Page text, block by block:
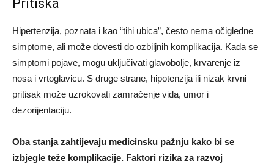
Pritiska
Hipertenzija, poznata i kao “tihi ubica”, često nema očigledne
simptome, ali može dovesti do ozbiljnih komplikacija. Kada se
simptomi pojave, mogu uključivati glavobolje, krvarenje iz
nosa i vrtoglavicu. S druge strane, hipotenzija ili nizak krvni
pritisak može uzrokovati zamračenje vida, umor i
dezorijentaciju.
Oba stanja zahtijevaju medicinsku pažnju kako bi se
izbjegle teže komplikacije. Faktori rizika za razvoj